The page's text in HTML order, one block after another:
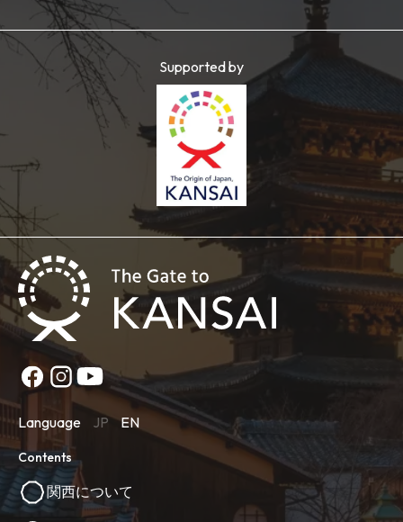
Supported by
Language JP EN
Contents
関西について